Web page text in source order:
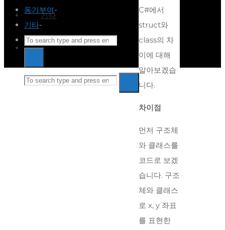
기타
Search
Search
Search
C#에서
struct와
class의 차
이에 대해
알아보겠습
니다.
차이점
먼저 구조체
와 클래스를
코드로 보겠
습니다. 구조
체와 클래스
로 x, y 좌표
를 표현한
동기부여-
기타-
Search